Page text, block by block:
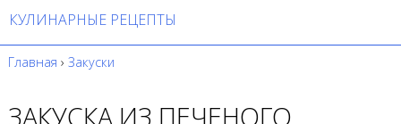
КУЛИНАРНЫЕ РЕЦЕПТЫ
Главная › Закуски
ЗАКУСКА ИЗ ПЕЧЕНОГО